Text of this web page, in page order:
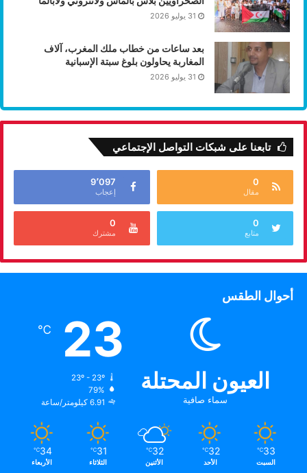
31 يوليو 2026
بعد ساعات من خطاب ملك المغرب، آلاف
المغاربة يحاولون بلوغ سبتة الإسبانية
31 يوليو 2026
تابعنا على شبكات التواصل الإجتماعي
0
مقال
9٬097
إعجاب
0
متابع
0
مشترك
أحوال الطقس
العيون المحتلة
سماء صافية
23
℃
23º - 23º
79%
6.91 كيلومتر/ساعة
33
℃
السبت
32
℃
الأحد
32
℃
الأثنين
31
℃
الثلاثاء
34
℃
الأربعاء